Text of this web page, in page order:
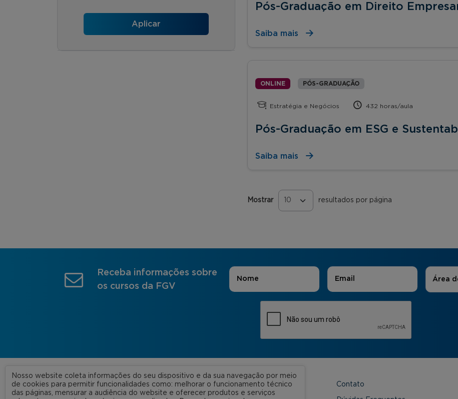
Pós-Graduação em Direito
Saiba mais
ONLINE PÓS-GRADUAÇÃO
Estratégia e Negócios 432 horas/aula
Pós-Graduação em ESG e
Saiba mais
Mostrar resultados por página
Páginas
Receba informações sobre
os cursos da FGV
Nome E-mail Áreas
Área
A FGV Contato
Nosso website coleta informações do seu dispositivo e da sua navegação por meio
de cookies para permitir funcionalidades como: melhorar o funcionamento técnico
das páginas, mensurar a audiência do website e oferecer produtos e serviços